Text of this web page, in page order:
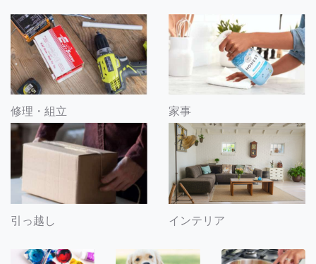
修理・組立 家事
引っ越し インテリア